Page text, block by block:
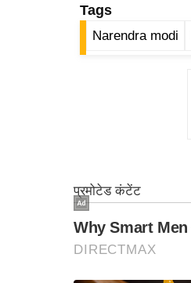
Tags
Narendra modi